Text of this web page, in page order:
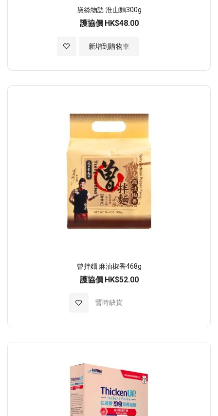
黛絲物語 淮山麵300g
護協價 HK$48.00
新增到購物車
加入至願望清單
曾拌麵 麻油椒香468g
護協價 HK$52.00
暫時缺貨
加入至願望清單